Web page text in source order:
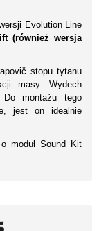
Evolution Line
(również wersja
stopu tytanu
masy. Wydech
Do montażu tego
jest on idealnie
moduł Sound Kit